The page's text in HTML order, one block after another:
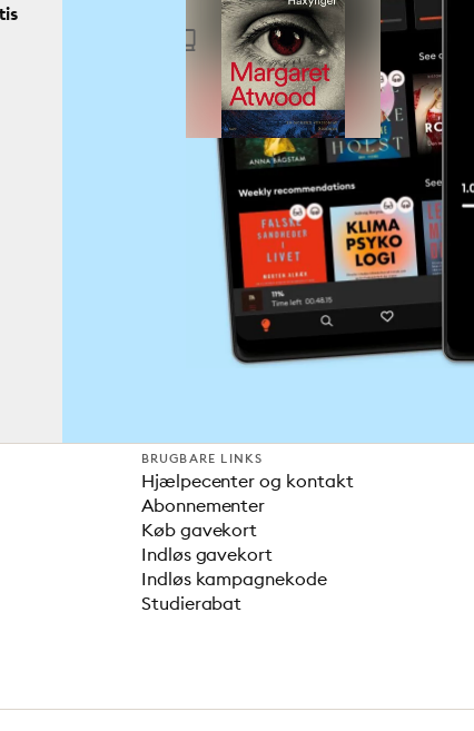
BRUGBARE LINKS
Hjælpecenter og kontakt
Abonnementer
Køb gavekort
Indløs gavekort
Indløs kampagnekode
Studierabat